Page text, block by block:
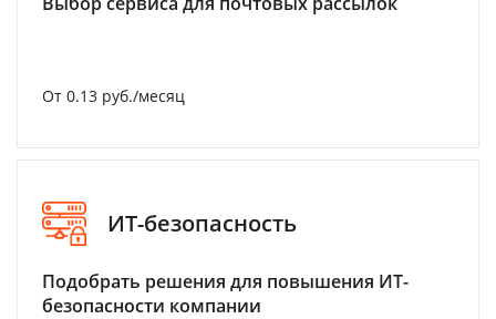
От 0.13 руб./месяц
ИТ-безопасность
Подобрать решения для повышения ИТ-
безопасности компании